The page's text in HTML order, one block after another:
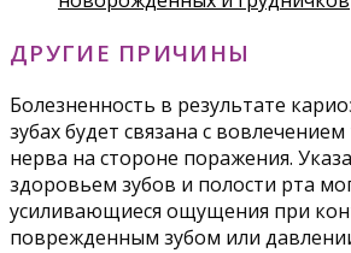
ДРУГИЕ ПРИЧИНЫ
Болезненность в результате
зубах будет связана с
нерва на стороне поражения.
здоровьем зубов и полости рта
усиливающиеся ощущения при
поврежденным зубом или